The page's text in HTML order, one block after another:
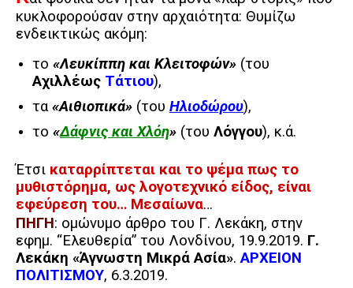
κυκλοφορούσαν στην αρχαιότητα: Θυμίζω
ενδεικτικώς ακόμη:
το «Λευκίππη και Κλειτοφών» (του
Αχιλλέως Τάτιου),
τα«Αιθιοπικά» (του Ηλιοδώρου),
το «Δάφνις και Χλόη» (του Λόγγου), κ.ά.
Έτσι καταρρίπτεται και το ψέμα πως το
μυθιστόρημα, ως λογοτεχνικό είδος, είναι
εφεύρεση του… Μεσαίωνα…
ΠΗΓΗ: ομώνυμο άρθρο του Γ. Λεκάκη, στην
εφημ. “Ελευθερία” του Λονδίνου, 19.9.2019. Γ.
Λεκάκη «Άγνωστη Μικρά Ασία».ΑΡΧΕΙΟΝ
ΠΟΛΙΤΙΣΜΟΥ, 6.3.2019.